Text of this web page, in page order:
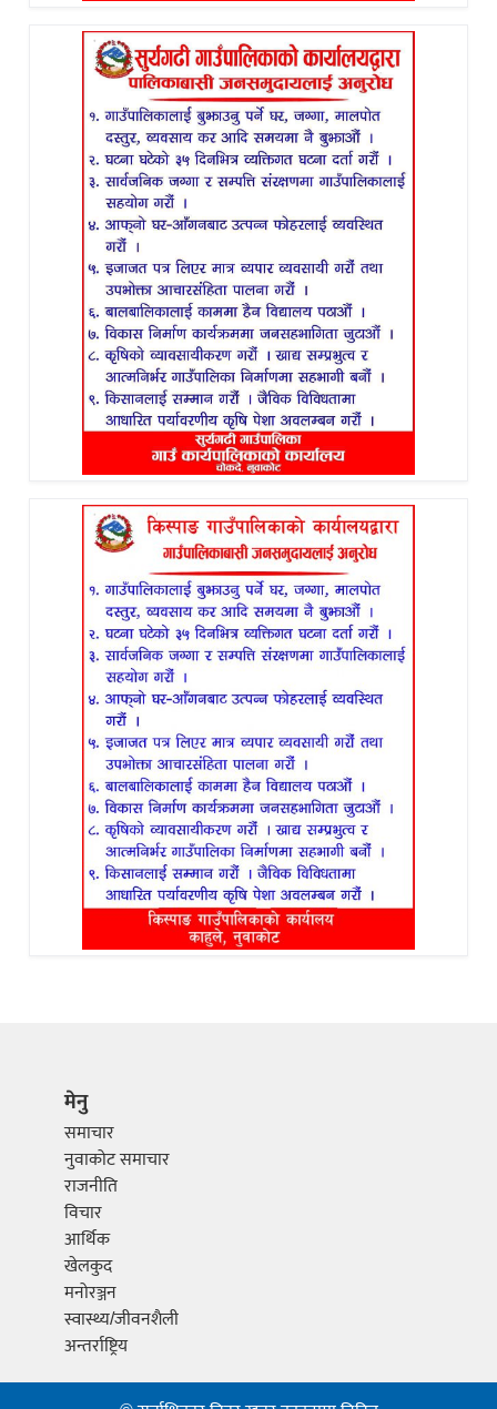
मेनु
समाचार
नुवाकोट समाचार
राजनीति
विचार
आर्थिक
खेलकुद
मनोरञ्जन
स्वास्थ्य/जीवनशैली
अन्तर्राष्ट्रिय